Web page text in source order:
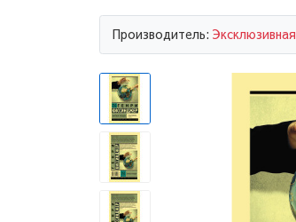
Производитель: